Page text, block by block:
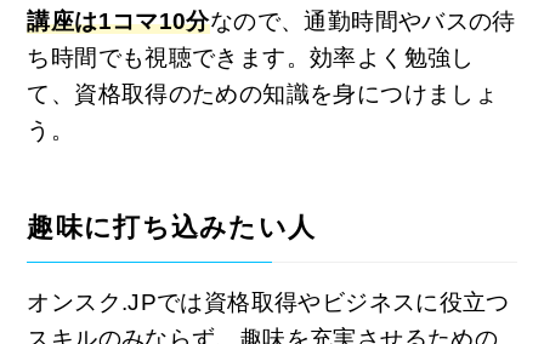
講座は1コマ10分なので、通勤時間やバスの待
ち時間でも視聴できます。効率よく勉強し
て、資格取得のための知識を身につけましょ
う。
趣味に打ち込みたい人
オンスク.JPでは資格取得やビジネスに役立つ
スキルのみならず、趣味を充実させるための